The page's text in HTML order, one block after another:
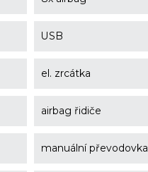
USB
el. zrcátka
airbag řidiče
manuální převodovka